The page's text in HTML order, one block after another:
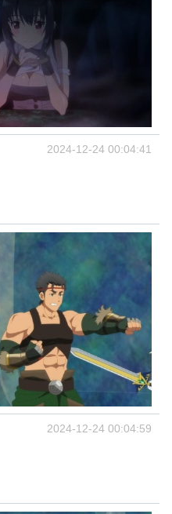
2024-12-24 00:04:41
2024-12-24 00:04:59